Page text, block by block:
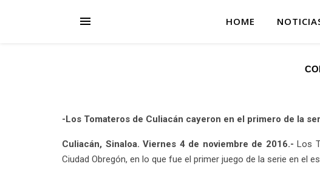
HOME
-Los Tomateros de Culiacán cayeron en el primero de la
Culiacán, Sinaloa. Viernes 4 de noviembre de 2016.- Los
Ciudad Obregón, en lo que fue el primer juego de la serie en el